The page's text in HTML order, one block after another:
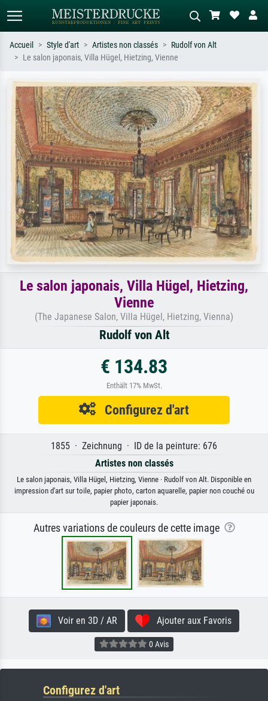
Recherchez par artiste, titre ou style –
ex. Monet, Nuit étoilée,
impressionnisme, vague de Hokusai,
nu.
Décrivez la scène – ex. prairie verte,
abstrait avec beaucoup de rouge,
tableau sombre, nu debout près d'un
arbre.
Accueil Style d'art Artistes non classés
Rudolf von Alt
Le salon japonais, Villa Hügel, Hietzing, Vienne
Le salon japonais, Villa Hügel, Hietzing,
Vienne
(The Japanese Salon, Villa Hügel, Hietzing, Vienna)
Rudolf von Alt
€ 134.83
Enthält 17% MwSt.
Configurez d'art
1855 · Zeichnung · ID de la peinture: 676
Artistes non classés
Le salon japonais, Villa Hügel, Hietzing, Vienne · Rudolf von Alt. Disponible en
impression d'art sur toile, papier photo, carton aquarelle, papier non couché ou
papier japonais.
Autres variations de couleurs de cette image
Voir en 3D / AR Ajouter aux Favoris
0 Avis
Configurez d'art